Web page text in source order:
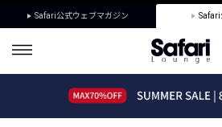
Safari公式ウェブマガジン Safari